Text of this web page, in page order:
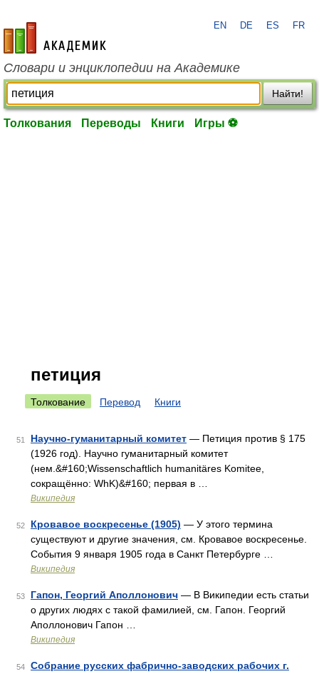
academic.ru
EN DE ES FR
Словари и энциклопедии на Академике
Найти!
Толкования Переводы Книги Игры ⚽
петиция
Толкование Перевод Книги
51 Научно-гуманитарный комитет — Петиция против § 175
(1926 год). Научно гуманитарный комитет
(нем.&#160;Wissenschaftlich humanitäres Komitee,
сокращённо: WhK)&#160; первая в …
Википедия
52 Кровавое воскресенье (1905) — У этого термина
существуют и другие значения, см. Кровавое воскресенье.
События 9 января 1905 года в Санкт Петербурге …
Википедия
53 Гапон, Георгий Аполлонович — В Википедии есть статьи
о других людях с такой фамилией, см. Гапон. Георгий
Аполлонович Гапон …
Википедия
54
Собрание русских фабрично-заводских рабочих г.